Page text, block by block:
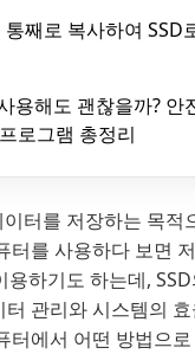
째로 복사하여 SSD
용해도 괜찮을까? 안
로그램 총정리
터를 저장하는 목적
터를 사용하다 보면
용하기도 하는데,
관리와 시스템의
터에서 어떤 방법으